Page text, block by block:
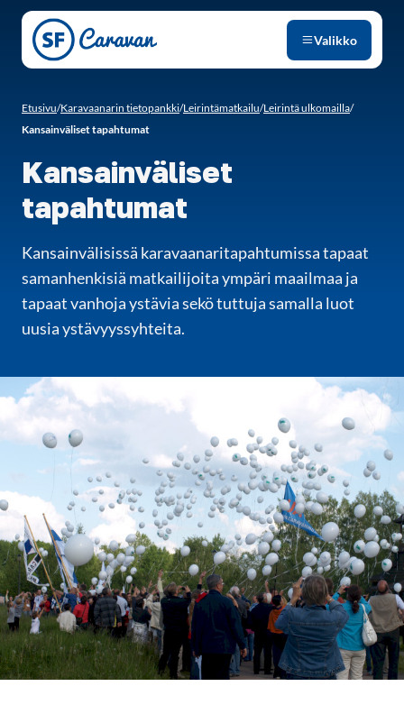
Siirry sivun sisältöön
Valikko
Etusivu/Karavaanarin tietopankki/Leirintämatkailu/Leirintä ulkomailla/
Kansainväliset tapahtumat
Kansainväliset
tapahtumat
Kansainvälisissä karavaanaritapahtumissa tapaat
samanhenkisiä matkailijoita ympäri maailmaa ja
tapaat vanhoja ystävia sekö tuttuja samalla luot
uusia ystävyyssyhteita.